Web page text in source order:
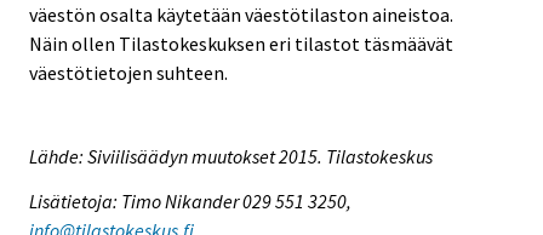
väestön osalta käytetään väestötilaston aineistoa.
Näin ollen Tilastokeskuksen eri tilastot täsmäävät
väestötietojen suhteen.
Lähde: Siviilisäädyn muutokset 2015. Tilastokeskus
Lisätietoja: Timo Nikander 029 551 3250,
info@tilastokeskus.fi